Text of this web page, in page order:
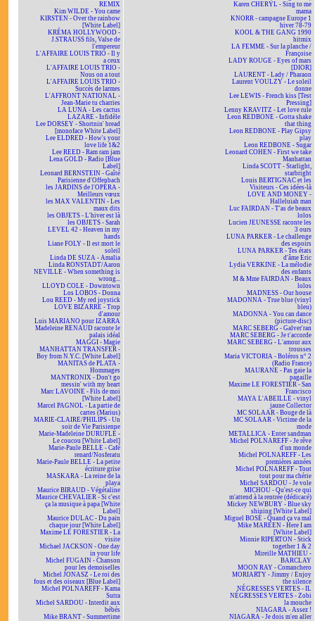
REMIX
Kim WILDE - You came
KIRSTEN - Over the rainbow
[White Label]
KRÉMA HOLLYWOOD -
J.STRAUSS fils, Valse de
l'empereur
L'AFFAIRE LOUIS TRIO - Il y
a ceux
L'AFFAIRE LOUIS TRIO -
Nous on a tout
L'AFFAIRE LOUIS TRIO -
Succès de larmes
L'AFFRONT NATIONAL -
Jean-Marie tu charries
LA LUNA - Les cactus
LAZARE - Infidèle
Lee DORSEY - Shortnin' bread
[monoface White Label]
Lee ELDRED - How's your
love life 1&2
Lee REED - Ram ram jam
Lena GOLD - Radio [Blue
Label]
Leonard BERNSTEIN - Gaîté
Parisienne d'Offenbach
les JARDINS de l'OPÉRA -
Meilleurs vœux
les MAX VALENTIN - Les
maux dits
les OBJETS - L'hiver est là
les OBJETS - Sarah
LEVEL 42 - Heaven in my
hands
Liane FOLY - Il est mort le
soleil
Linda DE SUZA - Amalia
Linda RONSTADT/Aaron
NEVILLE - When something is
wrong...
LLOYD COLE - Downtown
Los LOBOS - Donna
Lou REED - My red joystick
LOVE BIZARRE - Trop
d'amour
Luis MARIANO pour IZARRA
Madeleine RENAUD raconte le
palais idéal
MAGGI - Magie
MANHATTAN TRANSFER -
Boy from N.Y.C. [White Label]
MANITAS de PLATA -
Hommages
MANTRONIX - Don't go
messin' with my heart
Marc LAVOINE - Fils de moi
[White Label]
Marcel PAGNOL - La partie de
cartes (Marius)
MARIE-CLAIRE/PHILIPS - Un
soir de Vie Parisienne
Marie-Madeleine DURUFLÉ -
Le coucou [White Label]
Marie-Paule BELLE - Café
renard/Nosferatu
Marie-Paule BELLE - La petite
écriture grise
MASKARA - La reine de la
playa
Maurice BIRAUD - Végétaline
Maurice CHEVALIER - Si c'est
ça la musique à papa [White
Label]
Maurice DULAC - Du pain
chaque jour [White Label]
Maxime LE FORESTIER - La
visite
Michael JACKSON - One day
in your life
Michel FUGAIN - Chanson
pour les demoiselles
Michel JONASZ - Le roi des
fous et des oiseaux [Blue Label]
Michel POLNAREFF - Kama
Sutra
Michel SARDOU - Interdit aux
bébés
Mike BRANT - Summertime
Karen CHERYL - Sing to me
mama
KNORR - campagne Europe 1
hiver 78-79
KOOL & THE GANG 1990
hitmix
LA FEMME - Sur la planche /
Françoise
LADY ROUGE - Eyes of mars
[DIOR]
LAURENT - Lady / Pharaon
Laurent VOULZY - Le soleil
donne
Lee LEWIS - French kiss [Test
Pressing]
Lenny KRAVITZ - Let love rule
Leon REDBONE - Gotta shake
that thing
Leon REDBONE - Play Gipsy
play
Leon REDBONE - Sugar
Leonard COHEN - First we take
Manhattan
Linda SCOTT - Starlight,
starbright
Louis BERTIGNAC et les
Visiteurs - Ces idées-là
LOVE AND MONEY -
Halleluiah man
Luc FAIRDAN - T'as de beaux
lolos
Lucien JEUNESSE raconte les
3 ours
LUNA PARKER - Le challenge
des espoirs
LUNA PARKER - Tes états
d'âme Eric
Lydia VERKINE - La mélodie
des enfants
M & Mme FAIRDAN - Beaux
lolos
MADNESS - Our house
MADONNA - True blue (vinyl
bleu)
MADONNA - You can dance
(picture-disc)
MARC SEBERG - Galver'ran
MARC SEBERG - Je t'accorde
MARC SEBERG - L'amour aux
trousses
Maria VICTORIA - Boléros n° 2
(Radio France)
MAURANE - Pas gaie la
pagaille
Maxime LE FORESTIER - San
Francisco
MAYA L'ABEILLE - vinyl
jaune Collector
MC SOLAAR - Bouge de là
MC SOLAAR - Victime de la
mode
METALLICA - Enter sandman
Michel POLNAREFF - Je rêve
d'un monde
Michel POLNAREFF - Les
premières années
Michel POLNAREFF - Tout
tout pour ma chérie
Michel SARDOU - Je vole
MICHOU - Qu'est-ce qui
m'attend à la rentrée (dédicacé)
Mickey NEWBURY - Blue sky
shining [White Label]
Miguel BOSÉ - Quand ça va mal
Mike MAREEN - Here I am
[White Label]
Minnie RIPERTON - Stick
together 1 & 2
Mireille MATHIEU -
BARCLAY
MOON RAY - Comanchero
MORIARTY - Jimmy / Enjoy
the silence
NÉGRESSES VERTES - IL
NÉGRESSES VERTES - Zobi
la mouche
NIAGARA - Assez !
NIAGARA - Je dois m'en aller